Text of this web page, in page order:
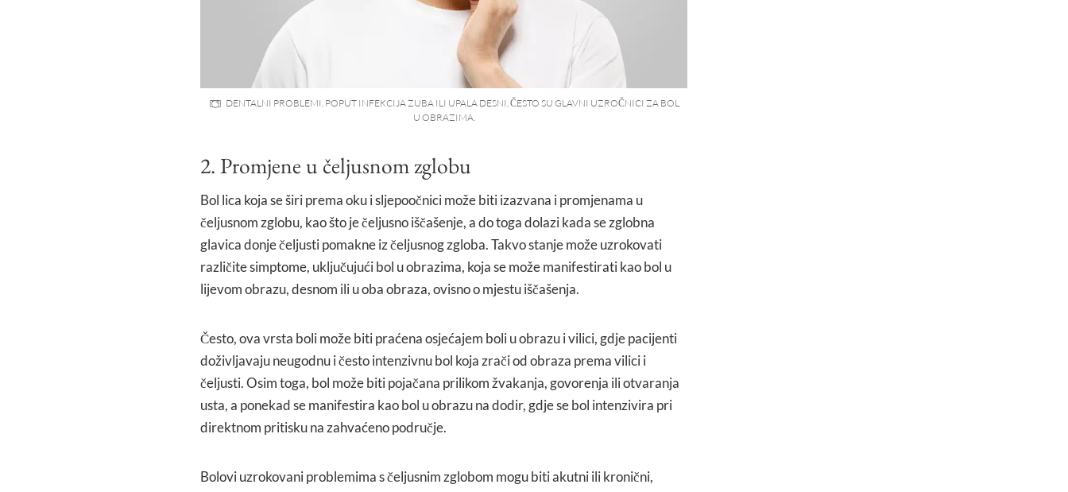
DENTALNI PROBLEMI, POPUT INFEKCIJA ZUBA ILI UPALA DESNI, ČESTO SU GLAVNI UZROČNICI ZA BOL
U OBRAZIMA.
2. Promjene u čeljusnom zglobu
Bol lica koja se širi prema oku i sljepoočnici može biti izazvana i promjenama u
čeljusnom zglobu, kao što je čeljusno iščašenje, a do toga dolazi kada se zglobna
glavica donje čeljusti pomakne iz čeljusnog zgloba. Takvo stanje može uzrokovati
različite simptome, uključujući bol u obrazima, koja se može manifestirati kao bol u
lijevom obrazu, desnom ili u oba obraza, ovisno o mjestu iščašenja.
Često, ova vrsta boli može biti praćena osjećajem boli u obrazu i vilici, gdje pacijenti
doživljavaju neugodnu i često intenzivnu bol koja zrači od obraza prema vilici i
čeljusti. Osim toga, bol može biti pojačana prilikom žvakanja, govorenja ili otvaranja
usta, a ponekad se manifestira kao bol u obrazu na dodir, gdje se bol intenzivira pri
direktnom pritisku na zahvaćeno područje.
Bolovi uzrokovani problemima s čeljusnim zglobom mogu biti akutni ili kronični,